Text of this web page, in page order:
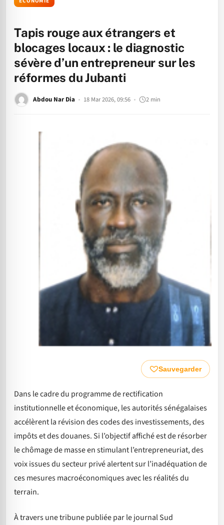
Tapis rouge aux étrangers et
blocages locaux : le diagnostic
sévère d’un entrepreneur sur les
réformes du Jubanti
Abdou Nar Dia 18 Mar 2026, 09:56 2 min
Sauvegarder
Dans le cadre du programme de rectification
institutionnelle et économique, les autorités sénégalaises
accélèrent la révision des codes des investissements, des
impôts et des douanes. Si l’objectif affiché est de résorber
le chômage de masse en stimulant l’entrepreneuriat, des
voix issues du secteur privé alertent sur l’inadéquation de
ces mesures macroéconomiques avec les réalités du
terrain.
À travers une tribune publiée par le journal Sud